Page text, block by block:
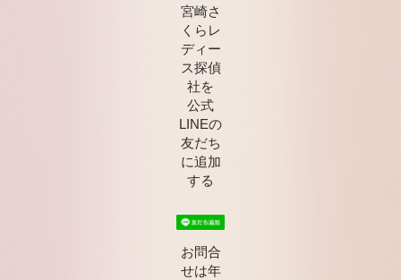
宮崎さ
くらレ
ディー
ス探偵
社を
公式
LINEの
友だち
に追加
する
お問合
せは年